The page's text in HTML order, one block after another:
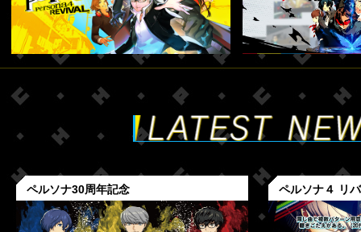
ペルソナ30周年記念 ペルソナ４ リ